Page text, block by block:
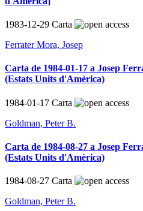
1983-12-29 Carta
Ferrater Mora, Josep
Carta de 1984-01-17 a Josep
(Estats Units d'Amèrica)
1984-01-17 Carta
Goldman, Peter B.
Carta de 1984-08-27 a Josep
(Estats Units d'Amèrica)
1984-08-27 Carta
Goldman, Peter B.